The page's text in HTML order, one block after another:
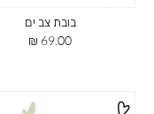
בובת צב ים
מחיר
69.00 ₪